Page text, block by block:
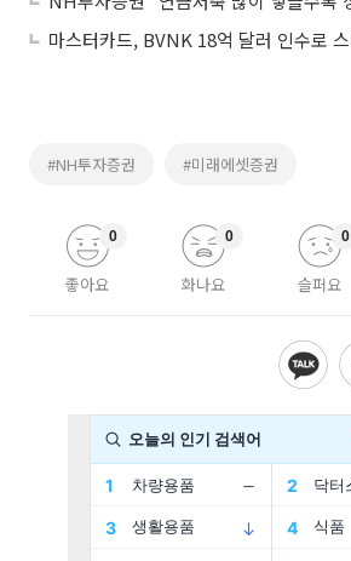
#NH투자증권 #미래에셋증권
좋아요
0
화나요
0
슬퍼요
0